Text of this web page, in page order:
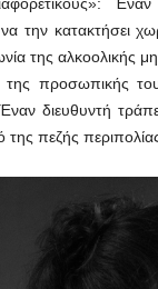
την κατακτήσει
της αλκοολικής
της προσωπικής
διευθυντή
πεζής